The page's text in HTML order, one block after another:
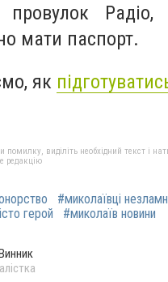
провулок
мати паспорт.
як
виділіть необхідний текст і
редакцію
#миколаївці
герой
#миколаїв новини